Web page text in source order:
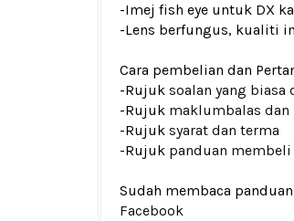
-Imej fish eye untuk DX
-Lens berfungus, kualiti
Cara pembelian dan
-Rujuk soalan yang biasa
-Rujuk maklumbalas dan
-Rujuk syarat dan terma
-Rujuk panduan membeli
Sudah membaca
Facebook